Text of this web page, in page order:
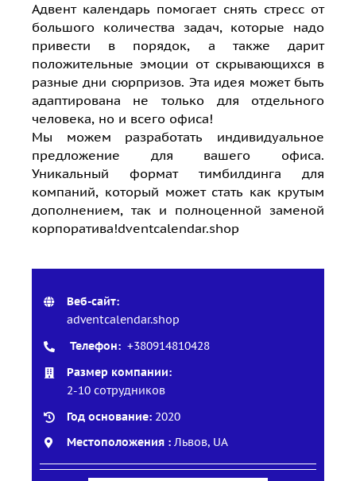
Адвент календарь помогает снять стресс от
большого количества задач, которые надо
привести в порядок, а также дарит
положительные эмоции от скрывающихся в
разные дни сюрпризов. Эта идея может быть
адаптирована не только для отдельного
человека, но и всего офиса!
Мы можем разработать индивидуальное
предложение для вашего офиса.
Уникальный формат тимбилдинга для
компаний, который может стать как крутым
дополнением, так и полноценной заменой
корпоратива!dventcalendar.shop
Веб-сайт:
adventcalendar.shop
Телефон: +380914810428
Размер компании:
2-10 сотрудников
Год основание:2020
Местоположения : Львов, UA